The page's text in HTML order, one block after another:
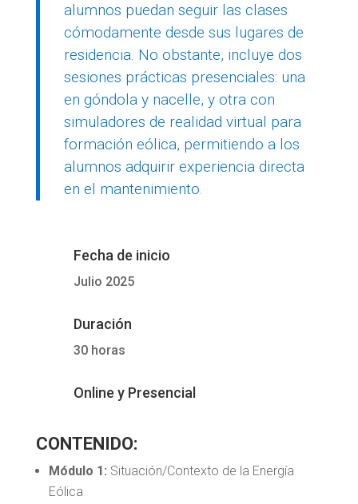
alumnos puedan seguir las clases
cómodamente desde sus lugares de
residencia. No obstante, incluye dos
sesiones prácticas presenciales: una
en góndola y nacelle, y otra con
simuladores de realidad virtual para
formación eólica, permitiendo a los
alumnos adquirir experiencia directa
en el mantenimiento.
Fecha de inicio
Julio 2025
Duración
30 horas
Online y Presencial
CONTENIDO:
Módulo 1: Situación/Contexto de la Energía
Eólica